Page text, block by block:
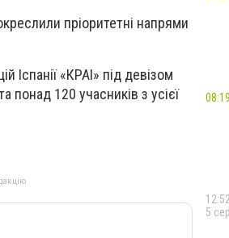
пріоритетні напрями
Іспанії «КРАІ» під девізом
понад 120 учасників з усієї
08:19
12:52
5